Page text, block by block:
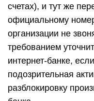
счетах), и тут же
официальному
организации не
требованием
интернет-банке,
подозрительная
разблокировку